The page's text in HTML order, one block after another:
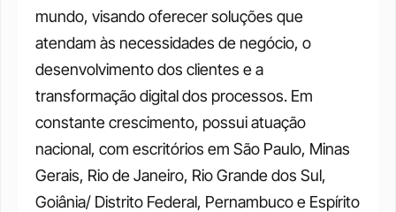
mundo, visando oferecer soluções que
atendam às necessidades de negócio, o
desenvolvimento dos clientes e a
transformação digital dos processos. Em
constante crescimento, possui atuação
nacional, com escritórios em São Paulo, Minas
Gerais, Rio de Janeiro, Rio Grande dos Sul,
Goiânia/ Distrito Federal, Pernambuco e Espírito